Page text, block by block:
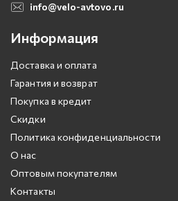
info@velo-avtovo.ru
Информация
Доставка и оплата
Гарантия и возврат
Покупка в кредит
Скидки
Политика конфиденциальности
О нас
Оптовым покупателям
Контакты